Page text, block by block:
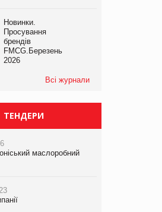
Новинки.
Просування
брендів
FMCG.Березень
2026
Всі журнали
ТЕНДЕРИ
маслоробний